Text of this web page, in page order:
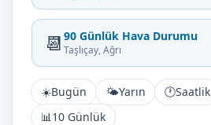
📆 90 Günlük Hava Durumu
Taşlıçay, Ağrı
☀️Bugün 🌤️Yarın 🕐Saatlik
📊10 Günlük